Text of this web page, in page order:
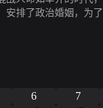
安排了政治婚姻，为
6
7